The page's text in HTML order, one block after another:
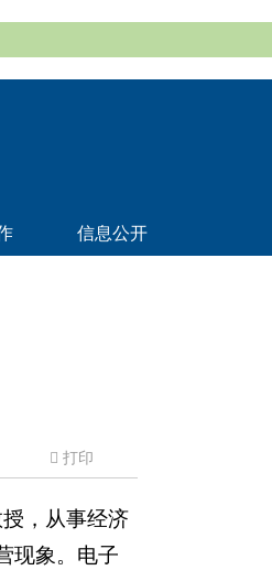
信息公开
打印
授，从事经济
现象。电子